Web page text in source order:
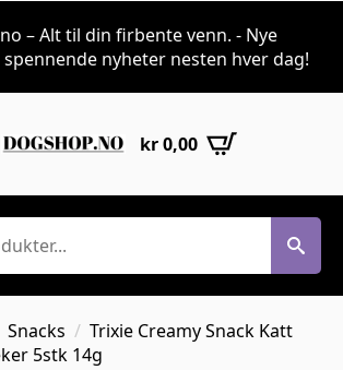
– Alt til din firbente venn. - Nye
nyheter nesten hver dag!
kr0,00
Snacks
Trixie Creamy Snack Katt
5stk 14g